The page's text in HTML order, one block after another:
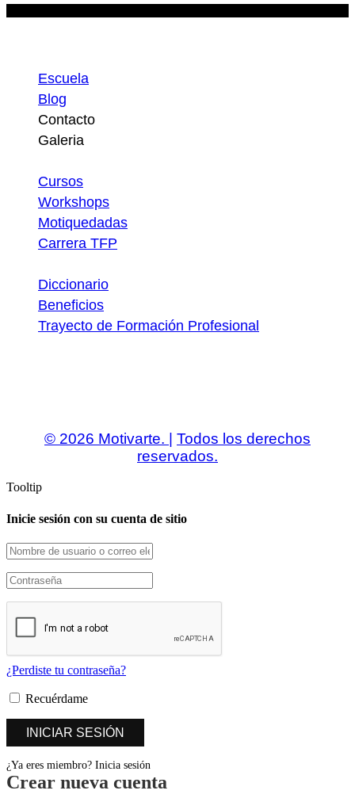
Escuela
Blog
Contacto
Galeria
Cursos
Workshops
Motiquedadas
Carrera TFP
Diccionario
Beneficios
Trayecto de Formación Profesional
© 2026 Motivarte. |
Todos los derechos
reservados.
Tooltip
Inicie sesión con su cuenta de sitio
¿Perdiste tu contraseña?
Recuérdame